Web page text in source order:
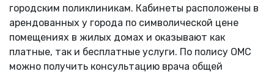
городским поликлиникам. Кабинеты расположены в
арендованных у города по символической цене
помещениях в жилых домах и оказывают как
платные, так и бесплатные услуги. По полису ОМС
можно получить консультацию врача общей